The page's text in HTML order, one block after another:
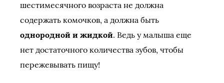
шестимесячного возраста не должна
содержать комочков, а должна быть
однородной и жидкой. Ведь у малыша еще
нет достаточного количества зубов, чтобы
пережевывать пищу!